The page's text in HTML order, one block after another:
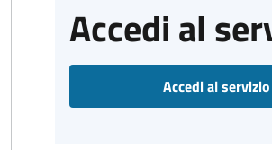
Accedi al
Accedi al servizio